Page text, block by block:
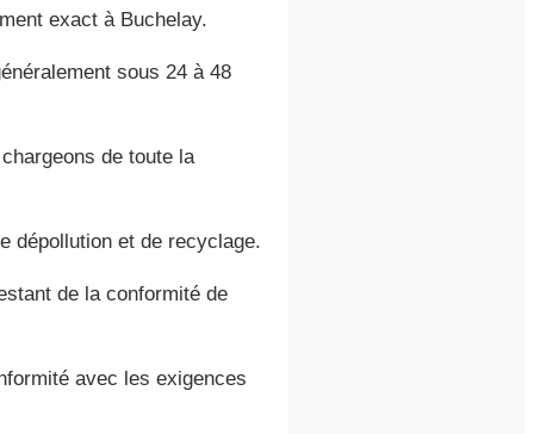
exact à Buchelay.
sous 24 à 48
de toute la
dépollution et de recyclage.
de la conformité de
avec les exigences